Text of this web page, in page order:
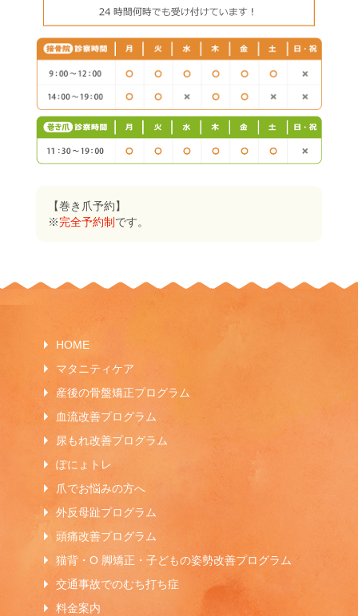
【巻き爪予約】
※完全予約制 です。
HOME
マタニティケア
産後の骨盤矯正プログラム
血流改善プログラム
尿もれ改善プログラム
ぽにょトレ
爪でお悩みの方へ
外反母趾プログラム
頭痛改善プログラム
猫背・O 脚矯正・子どもの姿勢改善プログラム
交通事故でのむち打ち症
料金案内